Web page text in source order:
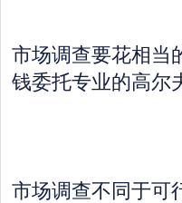
市场调查要花相当
钱委托专业的高尔
市场调查不同于可